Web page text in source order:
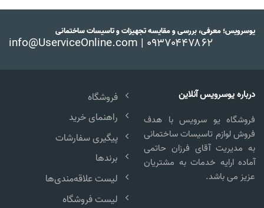
یوسرویس؛ معرفی، بررسی و مقایسه تجهیزات و تاسیسات ساختمانی
info@UserviceOnline.com | ۰۹۳۷۰۴۴۷۸۶۲
درباره یوسرویس آنلاین
فروشگاه یو سرویس با هدف
فروش لوازم تاسیسات ساختمانی
به مدیریت آقای فرزان حاتمی
آماده ارایه خدمات به مشتریان
عزیز می باشد.
فروشگاه
راهنمای خرید
پیگیری سفارشات
برندها
لیست علاقه‌مندی‌ها
لیست فروشگاه